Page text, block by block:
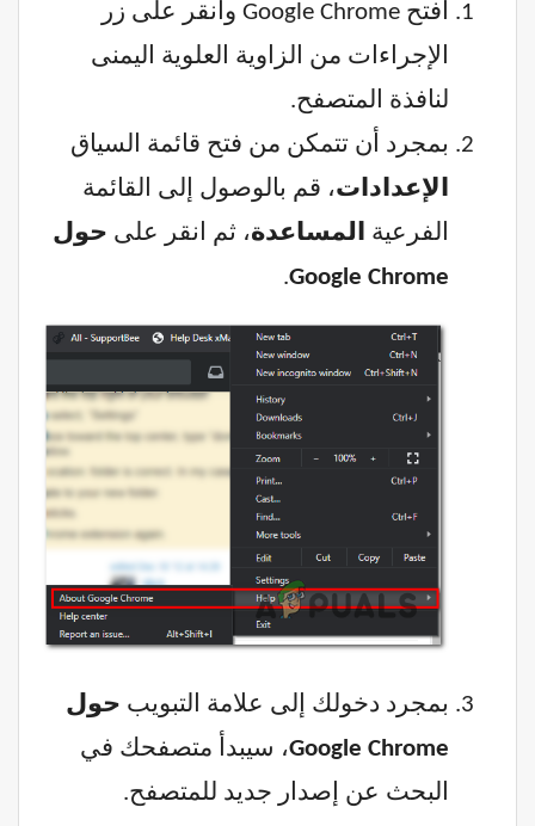
افتح Google Chrome وانقر على زر
الإجراءات من الزاوية العلوية اليمنى
لنافذة المتصفح.
بمجرد أن تتمكن من فتح قائمة السياق
الإعدادات، قم بالوصول إلى القائمة
الفرعية
المساعدة، ثم انقر على حول
Google Chrome
.
بمجرد دخولك إلى علامة التبويب حول
Google Chrome، سيبدأ متصفحك في
البحث عن إصدار جديد للمتصفح.